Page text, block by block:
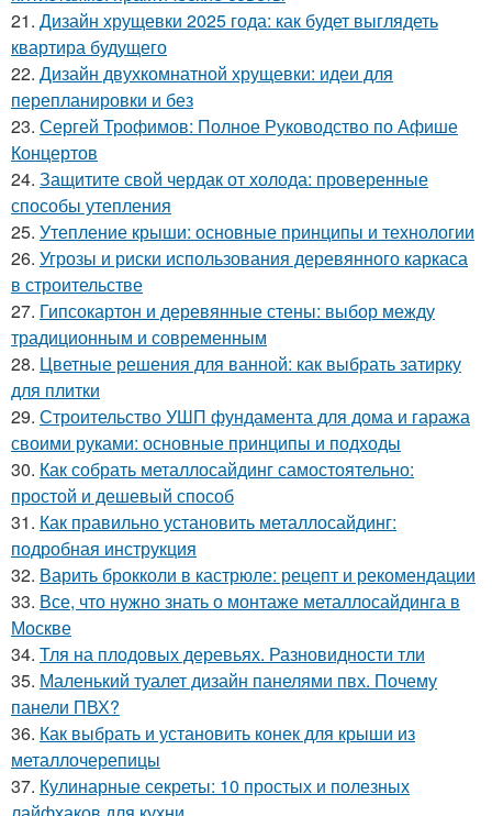
21. Дизайн хрущевки 2025 года: как будет выглядеть
квартира будущего
22. Дизайн двухкомнатной хрущевки: идеи для
перепланировки и без
23. Сергей Трофимов: Полное Руководство по Афише
Концертов
24. Защитите свой чердак от холода: проверенные
способы утепления
25. Утепление крыши: основные принципы и технологии
26. Угрозы и риски использования деревянного каркаса
в строительстве
27. Гипсокартон и деревянные стены: выбор между
традиционным и современным
28. Цветные решения для ванной: как выбрать затирку
для плитки
29. Строительство УШП фундамента для дома и гаража
своими руками: основные принципы и подходы
30. Как собрать металлосайдинг самостоятельно:
простой и дешевый способ
31. Как правильно установить металлосайдинг:
подробная инструкция
32. Варить брокколи в кастрюле: рецепт и рекомендации
33. Все, что нужно знать о монтаже металлосайдинга в
Москве
34. Тля на плодовых деревьях. Разновидности тли
35. Маленький туалет дизайн панелями пвх. Почему
панели ПВХ?
36. Как выбрать и установить конек для крыши из
металлочерепицы
37. Кулинарные секреты: 10 простых и полезных